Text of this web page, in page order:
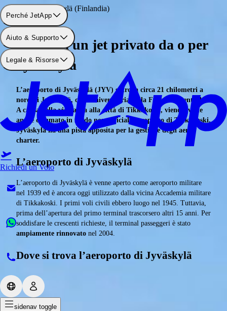
Perché JetApp
Aiuto & Supporto
Legale & Risorse
Richiedi un Volo
sidenav toggle
Aeroporto: Jyväskylä (Finlandia)
Noleggia un jet privato da o per
Jyväskylä
L’aeroporto di Jyväskylä (JYV) si trova circa 21 chilometri a
nord di Jyväskylä, città universitaria della Finlandia centrale.
A causa della vicinanza alla città di Tikkakoski, viene a volte
anche chiamato in modo non ufficiale aeroporto di Tikkakoski.
Jyväskylä ha una pista apposita per la gestione degli aerei
charter.
L’aeroporto di Jyväskylä
L’aeroporto di Jyväskylä è venne aperto come aeroporto militare
nel 1939 ed è ancora oggi utilizzato dalla vicina Accademia militare
di Tikkakoski. I primi voli civili ebbero luogo nel 1945. Tuttavia,
prima dell’apertura del primo terminal trascorsero altri 15 anni. Per
soddisfare le crescenti richieste, il terminal passeggeri è stato
ampiamente rinnovato nel 2004.
Dove si trova l’aeroporto di Jyväskylä